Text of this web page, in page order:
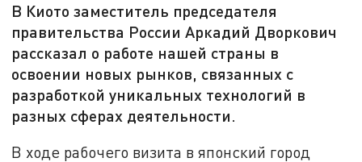
В Киото заместитель председателя
правительства России Аркадий Дворкович
рассказал о работе нашей страны в
освоении новых рынков, связанных с
разработкой уникальных технологий в
разных сферах деятельности.
В ходе рабочего визита в японский город